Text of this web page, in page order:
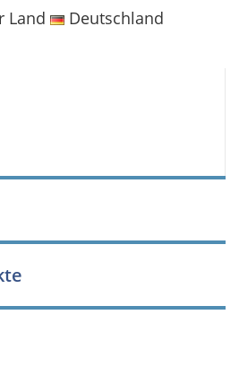
Land
Deutschland